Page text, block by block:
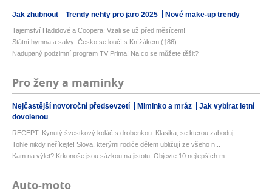
Jak zhubnout Trendy nehty pro jaro 2025 Nové make-up trendy
Tajemství Hadidové a Coopera: Vzali se už před měsícem!
Státní hymna a salvy: Česko se loučí s Knížákem (†86)
Nadupaný podzimní program TV Prima! Na co se můžete těšit?
Pro ženy a maminky
Nejčastější novoroční předsevzetí Miminko a mráz
Jak vybírat letní
dovolenou
RECEPT: Kynutý švestkový koláč s drobenkou. Klasika, se kterou zaboduj...
Tohle nikdy neříkejte! Slova, kterými rodiče dětem ubližují ze všeho n...
Kam na výlet? Krkonoše jsou sázkou na jistotu. Objevte 10 nejlepších m...
Auto-moto